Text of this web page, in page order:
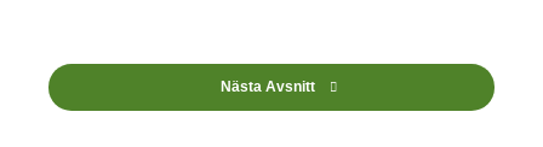
Nästa Avsnitt